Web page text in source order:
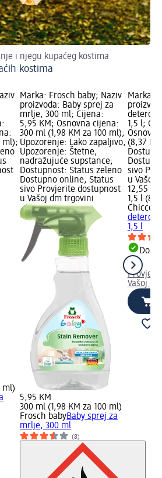
i njegu kupaćeg kostima
kostima
ml);
ml)
Marka: Frosch baby; Naziv
proizvoda: Baby sprej za
mrlje, 300 ml; Cijena:
5,95 KM; Osnovna cijena:
300 ml (1,98 KM za 100 ml);
Upozorenje: Lako zapaljivo,
Upozorenje: Štetne,
nadražujuće supstance;
Dostupnost: Status zeleno
Dostupno online, Status
sivo Provjerite dostupnost
u Vašoj dm trgovini
5,95 KM
300 ml (1,98 KM za 100 ml)
Frosch babyBaby sprej za
mrlje, 300 ml
(8)
Marka:
1,5 l;
(8,37
sivo
u Vašoj
12,55 KM
1,5 l
Chicco
1,5 l
Vašoj